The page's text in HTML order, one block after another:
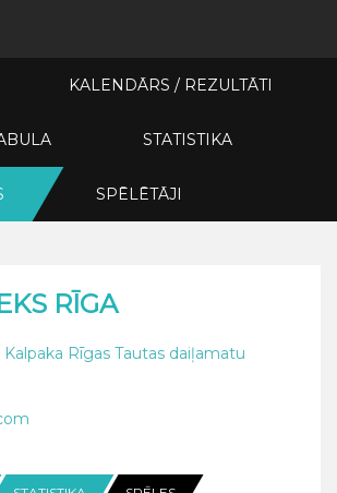
KALENDĀRS / REZULTĀTI
STATISTIKA
SPĒLĒTĀJI
RĪGA
Kalpaka Rīgas Tautas daiļamatu